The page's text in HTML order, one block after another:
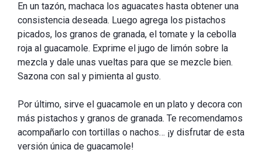
En un tazón, machaca los aguacates hasta obtener una
consistencia deseada. Luego agrega los pistachos
picados, los granos de granada, el tomate y la cebolla
roja al guacamole. Exprime el jugo de limón sobre la
mezcla y dale unas vueltas para que se mezcle bien.
Sazona con sal y pimienta al gusto.
Por último, sirve el guacamole en un plato y decora con
más pistachos y granos de granada. Te recomendamos
acompañarlo con tortillas o nachos… ¡y disfrutar de esta
versión única de guacamole!